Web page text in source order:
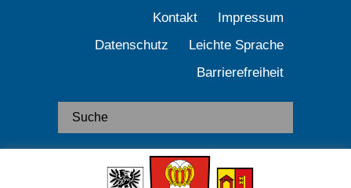
Kontakt
Impressum
Datenschutz
Leichte Sprache
Barrierefreiheit